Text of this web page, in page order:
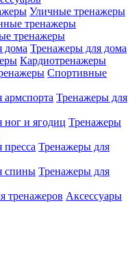
Уличные тренажеры
тренажеры
Тренажеры для дома
Кардиотренажеры
Спортивные
Тренажеры для
Тренажеры
Тренажеры для
Тренажеры для
Аксессуары